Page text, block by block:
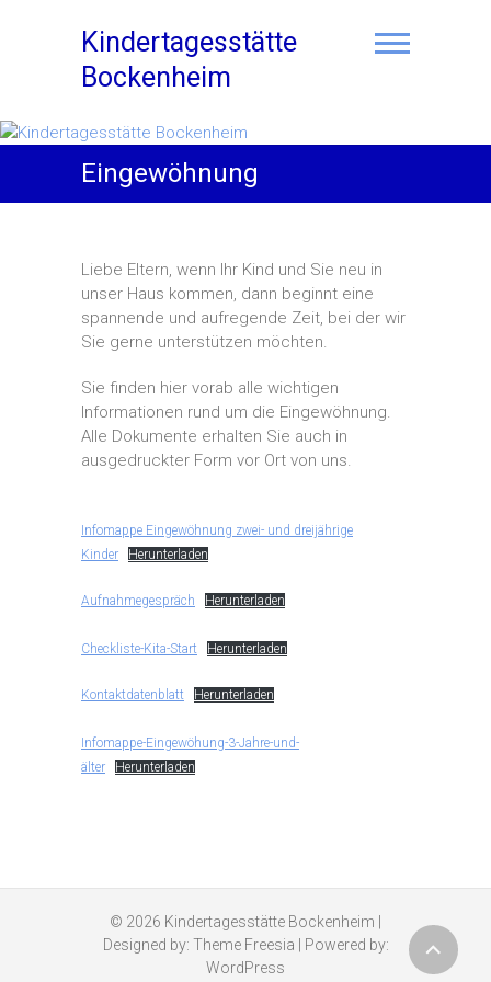
Kindertagesstätte
Bockenheim
Eingewöhnung
Liebe Eltern, wenn Ihr Kind und Sie neu in
unser Haus kommen, dann beginnt eine
spannende und aufregende Zeit, bei der wir
Sie gerne unterstützen möchten.
Sie finden hier vorab alle wichtigen
Informationen rund um die Eingewöhnung.
Alle Dokumente erhalten Sie auch in
ausgedruckter Form vor Ort von uns.
Infomappe Eingewöhnung zwei- und dreijährige
Kinder
Herunterladen
Aufnahmegespräch Herunterladen
Checkliste-Kita-Start Herunterladen
Kontaktdatenblatt Herunterladen
Infomappe-Eingewöhung-3-Jahre-und-
älter
Herunterladen
© 2026 Kindertagesstätte Bockenheim
Designed by: Theme Freesia | Powered by:
WordPress